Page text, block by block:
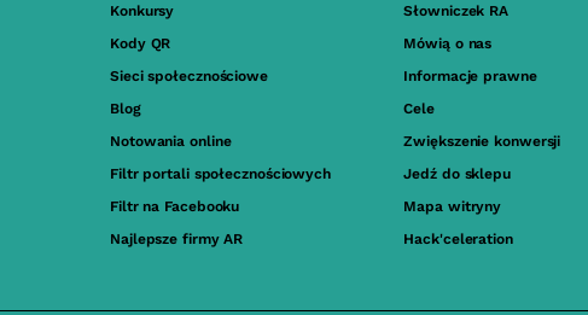
Konkursy
Kody QR
Sieci społecznościowe
Blog
Notowania online
Filtr portali społecznościowych
Filtr na Facebooku
Najlepsze firmy AR
Słowniczek RA
Mówią o nas
Informacje prawne
Cele
Zwiększenie konwersji
Jedź do sklepu
Mapa witryny
Hack'celeration